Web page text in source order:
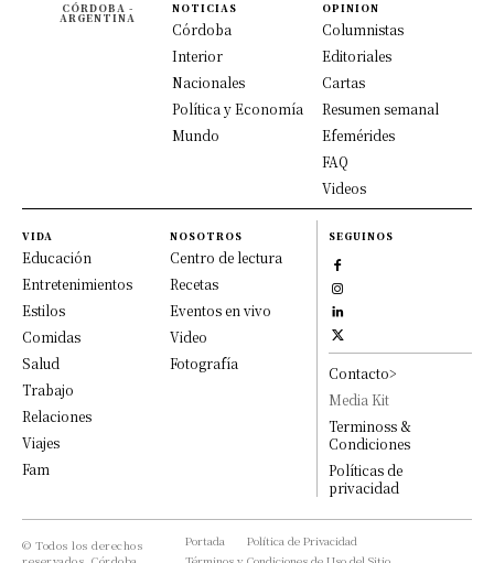
CÓRDOBA -
ARGENTINA
NOTICIAS
Córdoba
Interior
Nacionales
Política y Economía
Mundo
OPINION
Columnistas
Editoriales
Cartas
Resumen semanal
Efemérides
FAQ
Videos
VIDA
Educación
Entretenimientos
Estilos
Comidas
Salud
Trabajo
Relaciones
Viajes
Fam
NOSOTROS
Centro de lectura
Recetas
Eventos en vivo
Video
Fotografía
SEGUINOS
Contacto>
Media Kit
Terminoss &
Condiciones
Políticas de
privacidad
© Todos los derechos
Portada
Política de Privacidad